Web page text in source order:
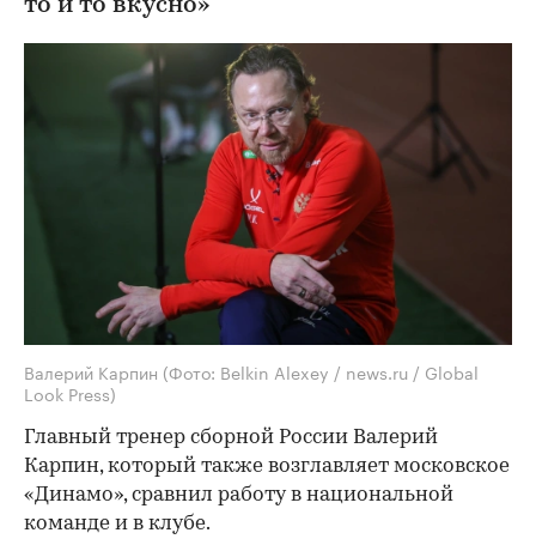
то и то вкусно»
Валерий Карпин (Фото: Belkin Alexey / news.ru / Global
Look Press)
Главный тренер сборной России Валерий
Карпин, который также возглавляет московское
«Динамо», сравнил работу в национальной
команде и в клубе.